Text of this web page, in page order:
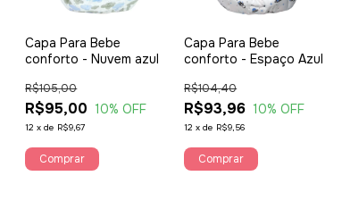
Capa Para Bebe
conforto - Nuvem azul
R$95,00
R$105,00
10% OFF
12 xde R$9,67
Comprar
Capa Para Bebe
conforto - Espaço Azul
R$93,96
R$104,40
10% OFF
12 xde R$9,56
Comprar